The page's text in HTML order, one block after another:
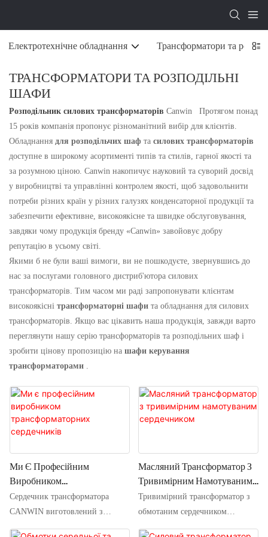
Електротехнічне обладнання Трансформатори та
ТРАНСФОРМАТОРИ ТА РОЗПОДІЛЬНІ
ШАФИ
Розподільник силових трансформаторів Canwin
Протягом понад
15 років компанія пропонує різноманітний вибір для клієнтів.
Обладнання для розподільчих шаф та силових трансформаторів
доступне в широкому асортименті типів та стилів, гарної якості та
за розумною ціною. Canwin накопичує науковий та суворий досвід
у виробництві та управлінні контролем якості, щоб задовольнити
потреби різних країн у різних галузях конденсаторної продукції та
забезпечити ефективне, високоякісне та швидке обслуговування,
завдяки чому продукція бренду «Canwin» завойовує добру
репутацію в усьому світі.
Якими б не були ваші вимоги, ви не пошкодуєте, звернувшись до
нас за послугами головного дистриб'ютора силових
трансформаторів. Тим часом ми раді запропонувати клієнтам
високоякісні трансформаторні шафи та обладнання для силових
трансформаторів. Якщо вас цікавить наша продукція, завжди варто
переглянути нашу серію трансформаторів та розподільних шаф і
зробити цінову пропозицію на шафи керування
трансформаторами
Ми Є Професійним
Виробником
Трансформаторних
Сердечників
Сердечник трансформатора
CANWIN виготовлений з
високоякісних холоднокатаних
Масляний Трансформатор З
Тривимірним Намотуваним
Сердечником
Тривимірний трансформатор з
обмотаним сердечником
виходить за рамки традиційної